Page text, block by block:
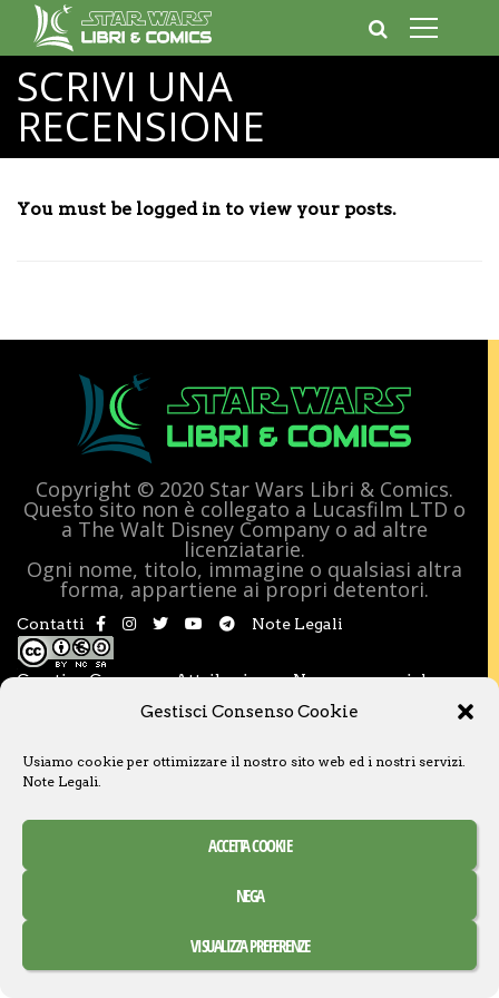
Gestisci Consenso Cookie
Usiamo cookie per ottimizzare il nostro sito web ed i nostri servizi.
Note Legali.
ACCETTA COOKIE
NEGA
VISUALIZZA PREFERENZE
SCRIVI UNA
RECENSIONE
You must be logged in to view your posts.
Copyright © 2020 Star Wars Libri & Comics.
Questo sito non è collegato a Lucasfilm LTD o
a The Walt Disney Company o ad altre
licenziatarie.
Ogni nome, titolo, immagine o qualsiasi altra
forma, appartiene ai propri detentori.
Contatti Note Legali
Creative Commons Attribuzione – Non commerciale –